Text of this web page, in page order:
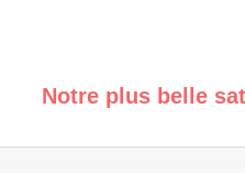
Notre plus belle